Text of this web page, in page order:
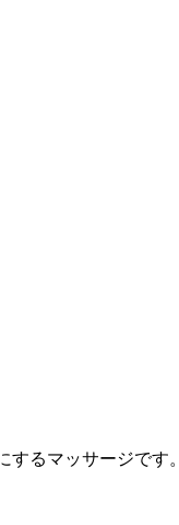
るマッサージです。